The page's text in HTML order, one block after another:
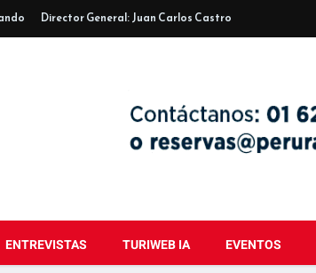
Director General: Juan Carlos Castro
ENTREVISTAS TURIWEB IA EVENTOS